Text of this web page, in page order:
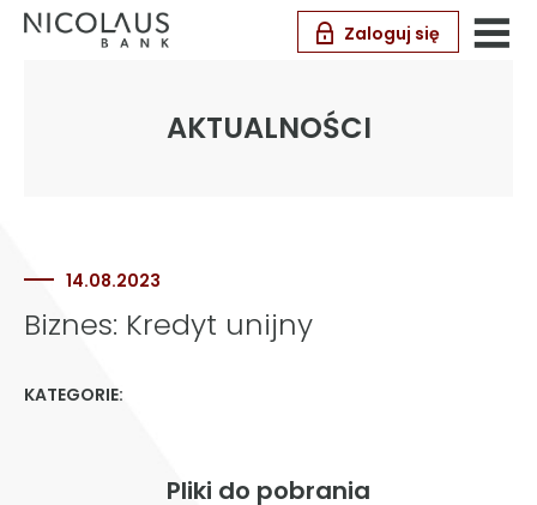
Zaloguj się
AKTUALNOŚCI
14.08.2023
Biznes: Kredyt unijny
KATEGORIE:
Pliki do pobrania